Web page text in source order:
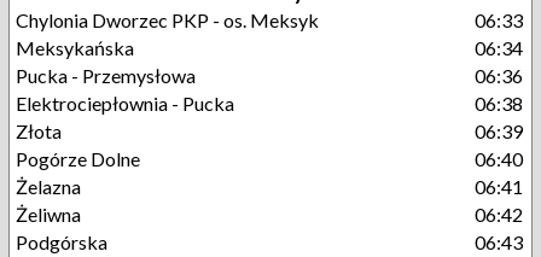
Chylonia Dworzec PKP - os. Meksyk
06:33
Meksykańska
06:34
Pucka - Przemysłowa
06:36
Elektrociepłownia - Pucka
06:38
Złota
06:39
Pogórze Dolne
06:40
Żelazna
06:41
Żeliwna
06:42
Podgórska
06:43